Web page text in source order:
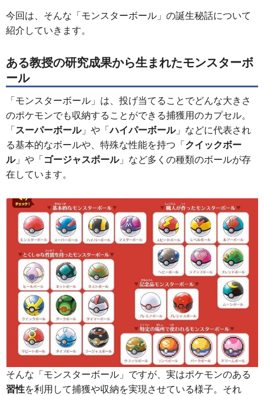
今回は、そんな「モンスターボール」の誕生秘話について
紹介していきます。
ある教授の研究成果から生まれたモンスターボ
ール
「モンスターボール」は、投げ当てることでどんな大きさ
のポケモンでも収納することができる捕獲用のカプセル。
「スーパーボール」や「ハイパーボール」などに代表され
る基本的なボールや、特殊な性能を持つ「クイックボー
ル」や「ゴージャスボール」など多くの種類のボールが存
在しています。
そんな「モンスターボール」ですが、実はポケモンのある
習性を利用して捕獲や収納を実現させている様子。それ